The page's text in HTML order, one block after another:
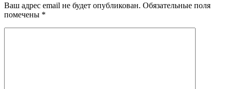
Ваш адрес email не будет опубликован. Обязательные поля
помечены *